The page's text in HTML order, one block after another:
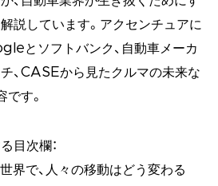
説しています。アクセンチュアに
とソフトバンク、自動車メーカ
、CASEから見たクルマの未来な
です。
目次欄：
界で、人々の移動はどう変わる